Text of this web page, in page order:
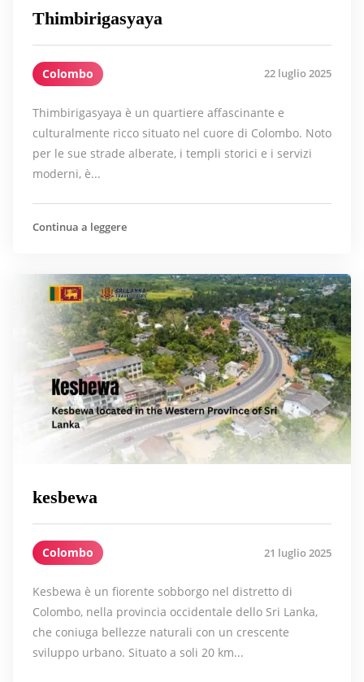
Thimbirigasyaya
Colombo 22 luglio 2025
Thimbirigasyaya è un quartiere affascinante e
culturalmente ricco situato nel cuore di Colombo. Noto
per le sue strade alberate, i templi storici e i servizi
moderni, è...
Continua a leggere
kesbewa
Colombo 21 luglio 2025
Kesbewa è un fiorente sobborgo nel distretto di
Colombo, nella provincia occidentale dello Sri Lanka,
che coniuga bellezze naturali con un crescente
sviluppo urbano. Situato a soli 20 km...